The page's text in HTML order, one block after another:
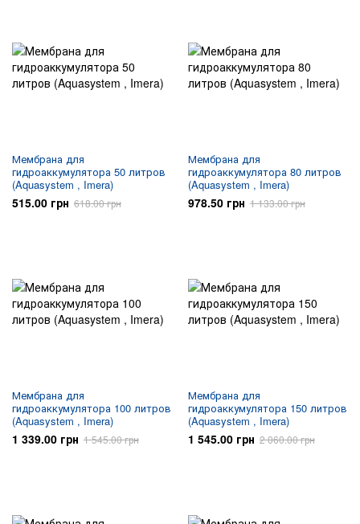
Мембрана для
гидроаккумулятора 50 литров
(Aquasystem , Imera)
515.00 грн 618.00 грн
Мембрана для
гидроаккумулятора 80 литров
(Aquasystem , Imera)
978.50 грн 1 133.00 грн
Мембрана для
гидроаккумулятора 100 литров
(Aquasystem , Imera)
1 339.00 грн 1 545.00 грн
Мембрана для
гидроаккумулятора 150 литров
(Aquasystem , Imera)
1 545.00 грн 2 060.00 грн